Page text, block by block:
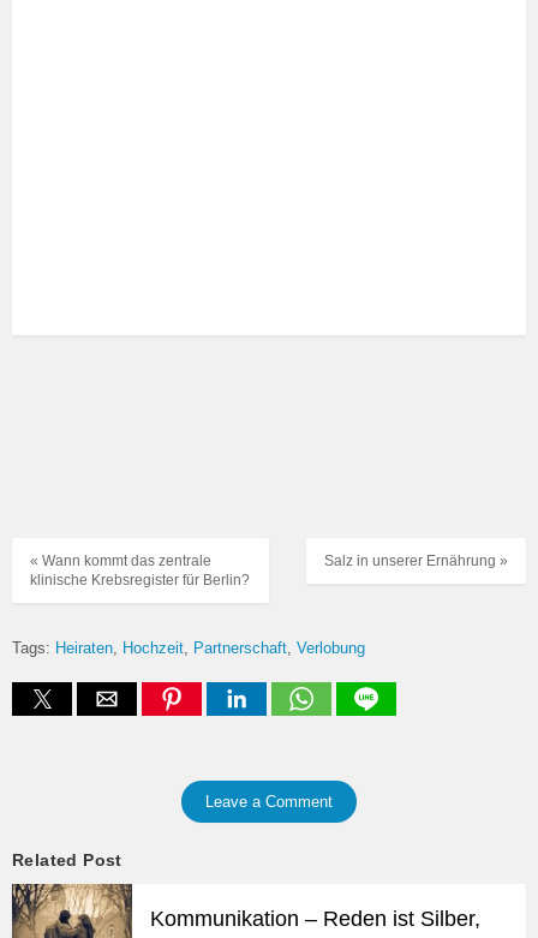
Salz in unserer Ernährung »
« Wann kommt das zentrale
klinische Krebsregister für Berlin?
Tags: Heiraten Hochzeit Partnerschaft Verlobung
Leave a Comment
Related Post
Kommunikation – Reden ist Silber,